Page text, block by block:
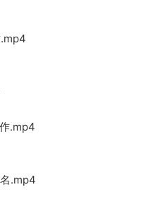
.mp4
.mp4